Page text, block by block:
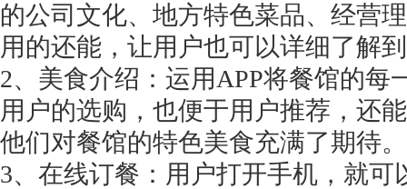
的公司文化、地方特色菜品、经营
用的还能，让用户也可以详细了解
2、美食介绍：运用APP将餐馆的每
用户的选购，也便于用户推荐，还
他们对餐馆的特色美食充满了期待。
3、在线订餐：用户打开手机，就